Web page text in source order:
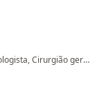
Cirurgião vascular, Angiologista, Cirurgião geral